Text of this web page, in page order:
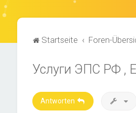
Startseite Foren-
Услуги ЭПС РФ ,
Antworten